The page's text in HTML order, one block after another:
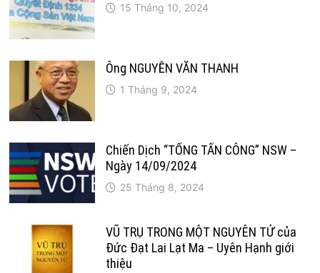
15 Tháng 10, 2024
Ông NGUYỄN VĂN THANH
1 Tháng 9, 2024
Chiến Dịch “TỔNG TẤN CÔNG” NSW –
Ngày 14/09/2024
25 Tháng 8, 2024
VŨ TRỤ TRONG MỘT NGUYÊN TỬ của
Đức Đạt Lai Lạt Ma – Uyên Hạnh giới
thiệu